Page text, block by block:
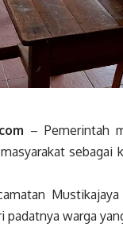
– Pemerintah
padatnya warga